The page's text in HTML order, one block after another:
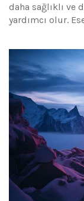
daha sağlıklı ve
yardımcı olur.